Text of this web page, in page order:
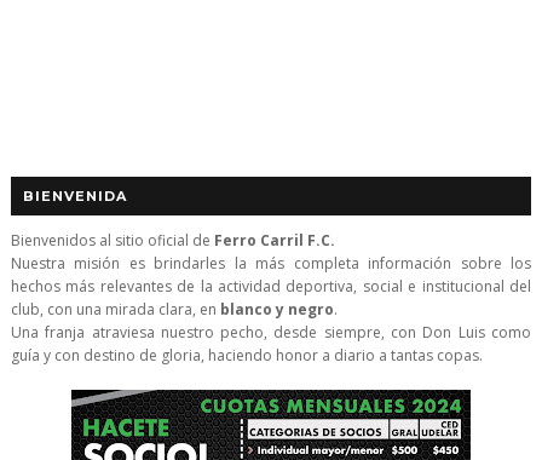
BIENVENIDA
Bienvenidos al sitio oficial de Ferro Carril F.C.
Nuestra misión es brindarles la más completa información sobre los
hechos más relevantes de la actividad deportiva, social e institucional del
club, con una mirada clara, en blanco y negro.
Una franja atraviesa nuestro pecho, desde siempre, con Don Luis como
guía y con destino de gloria, haciendo honor a diario a tantas copas.